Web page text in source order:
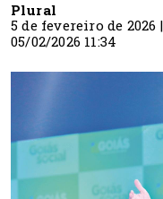
Plural
5 de fevereiro de 2026 |
05/02/2026 11:34